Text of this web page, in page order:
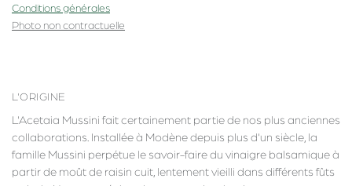
Conditions générales
Photo non contractuelle
L'ORIGINE
L'Acetaia Mussini fait certainement partie de nos plus anciennes
collaborations. Installée à Modène depuis plus d'un siècle, la
famille Mussini perpétue le savoir-faire du vinaigre balsamique à
partir de moût de raisin cuit, lentement vieilli dans différents fûts